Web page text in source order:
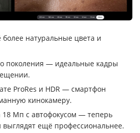
натуральные цвета и
поколения — идеальные кадры
ProRes и HDR — смартфон
кинокамеру.
Мп с автофокусом — теперь
выглядят ещё профессиональнее.